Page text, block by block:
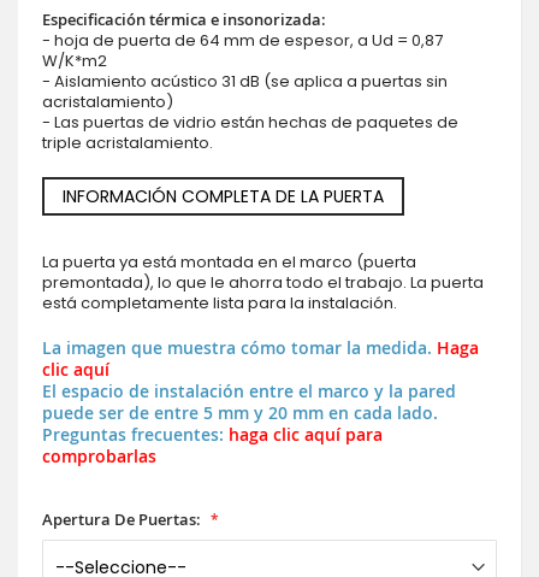
Especificación térmica e insonorizada:
- hoja de puerta de 64 mm de espesor, a Ud = 0,87
W/K*m2
- Aislamiento acústico 31 dB (se aplica a puertas sin
acristalamiento)
- Las puertas de vidrio están hechas de paquetes de
triple acristalamiento.
INFORMACIÓN COMPLETA DE LA PUERTA
La puerta ya está montada en el marco (puerta
premontada), lo que le ahorra todo el trabajo. La puerta
está completamente lista para la instalación.
La imagen que muestra cómo tomar la medida. Haga
clic aquí
El espacio de instalación entre el marco y la pared
puede ser de entre 5 mm y 20 mm en cada lado.
Preguntas frecuentes: haga clic aquí para
comprobarlas
Apertura De Puertas: